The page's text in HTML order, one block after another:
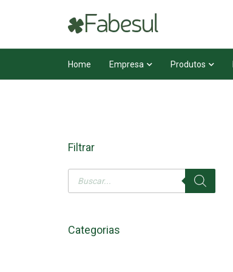
Home Empresa Produtos
Filtrar
Categorias